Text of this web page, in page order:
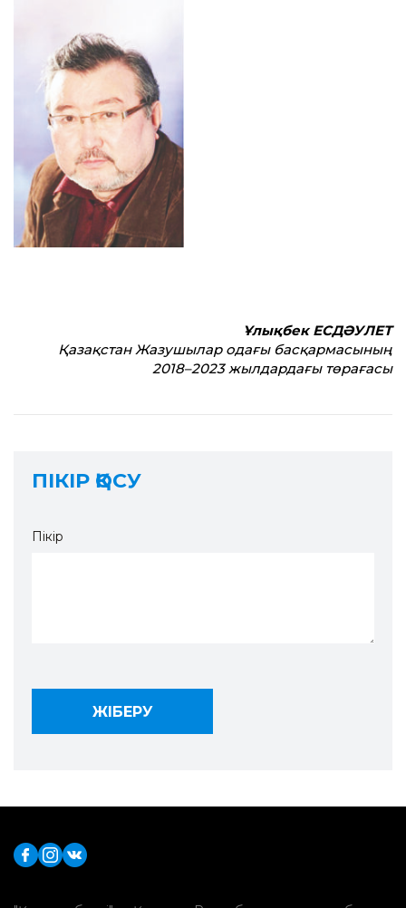
Ұлықбек ЕСДӘУЛЕТ
Қазақстан Жазушылар одағы басқармасының
2018–2023 жылдардағы төрағасы
ПІКІР ҚОСУ
Пікір